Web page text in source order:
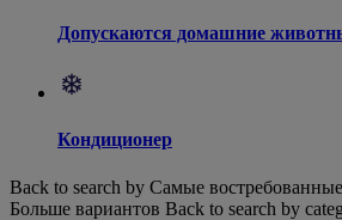
Допускаются домашние
Кондиционер
Back to search by Самые востребованные
Больше вариантов Back to search by